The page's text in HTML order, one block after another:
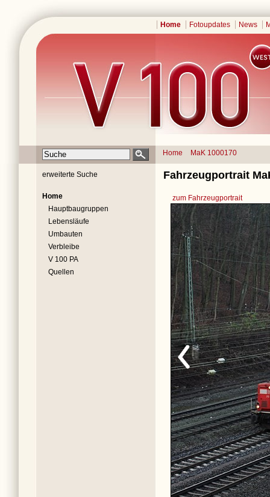
Home Fotoupdates News
Home MaK 1000170
erweiterte Suche
Home
Hauptbaugruppen
Lebensläufe
Umbauten
Verbleibe
V 100 PA
Quellen
Fahrzeugportrait
zum Fahrzeugportrait